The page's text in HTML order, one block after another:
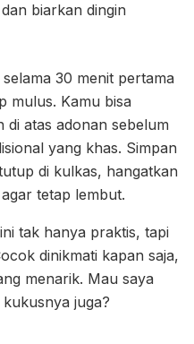
biarkan dingin
30 menit pertama
mulus. Kamu bisa
di atas adonan sebelum
yang khas. Simpan
di kulkas, hangatkan
tetap lembut.
tak hanya praktis, tapi
dinikmati kapan saja,
menarik. Mau saya
juga?